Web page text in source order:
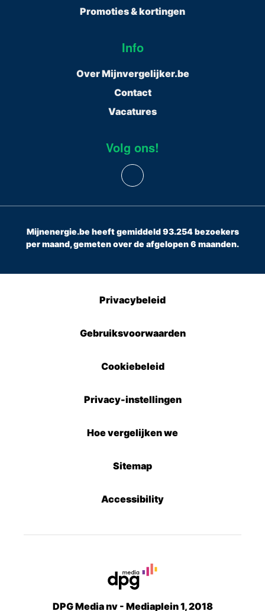
Promoties & kortingen
Info
Over Mijnvergelijker.be
Contact
Vacatures
Volg ons!
Mijnenergie.be heeft gemiddeld 93.254 bezoekers
per maand, gemeten over de afgelopen 6 maanden.
Privacybeleid
Gebruiksvoorwaarden
Cookiebeleid
Privacy-instellingen
Hoe vergelijken we
Sitemap
Accessibility
DPG Media nv - Mediaplein 1, 2018